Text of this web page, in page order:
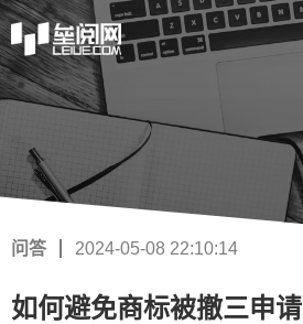
问答 2024-05-08 22:10:14
如何避免商标被撤三申请